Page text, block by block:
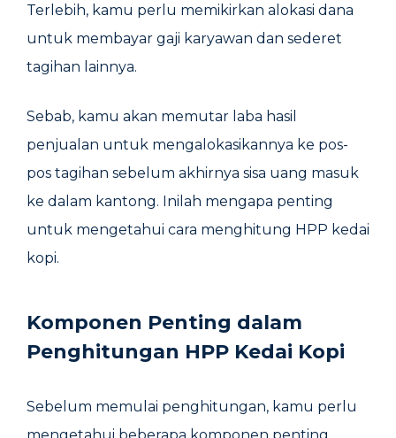
Terlebih, kamu perlu memikirkan alokasi dana
untuk membayar gaji karyawan dan sederet
tagihan lainnya.
Sebab, kamu akan memutar laba hasil
penjualan untuk mengalokasikannya ke pos-
pos tagihan sebelum akhirnya sisa uang masuk
ke dalam kantong. Inilah mengapa penting
untuk mengetahui cara menghitung HPP kedai
kopi.
Komponen Penting dalam
Penghitungan HPP Kedai Kopi
Sebelum memulai penghitungan, kamu perlu